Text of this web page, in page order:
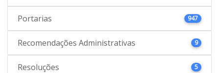
Portarias 947
Recomendações Administrativas 9
Resoluções 5